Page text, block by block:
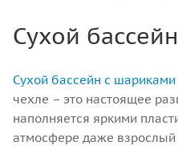
Сухой бассейн
Сухой бассейн с шариками
чехле – это настоящее
наполняется яркими
атмосфере даже взрослый